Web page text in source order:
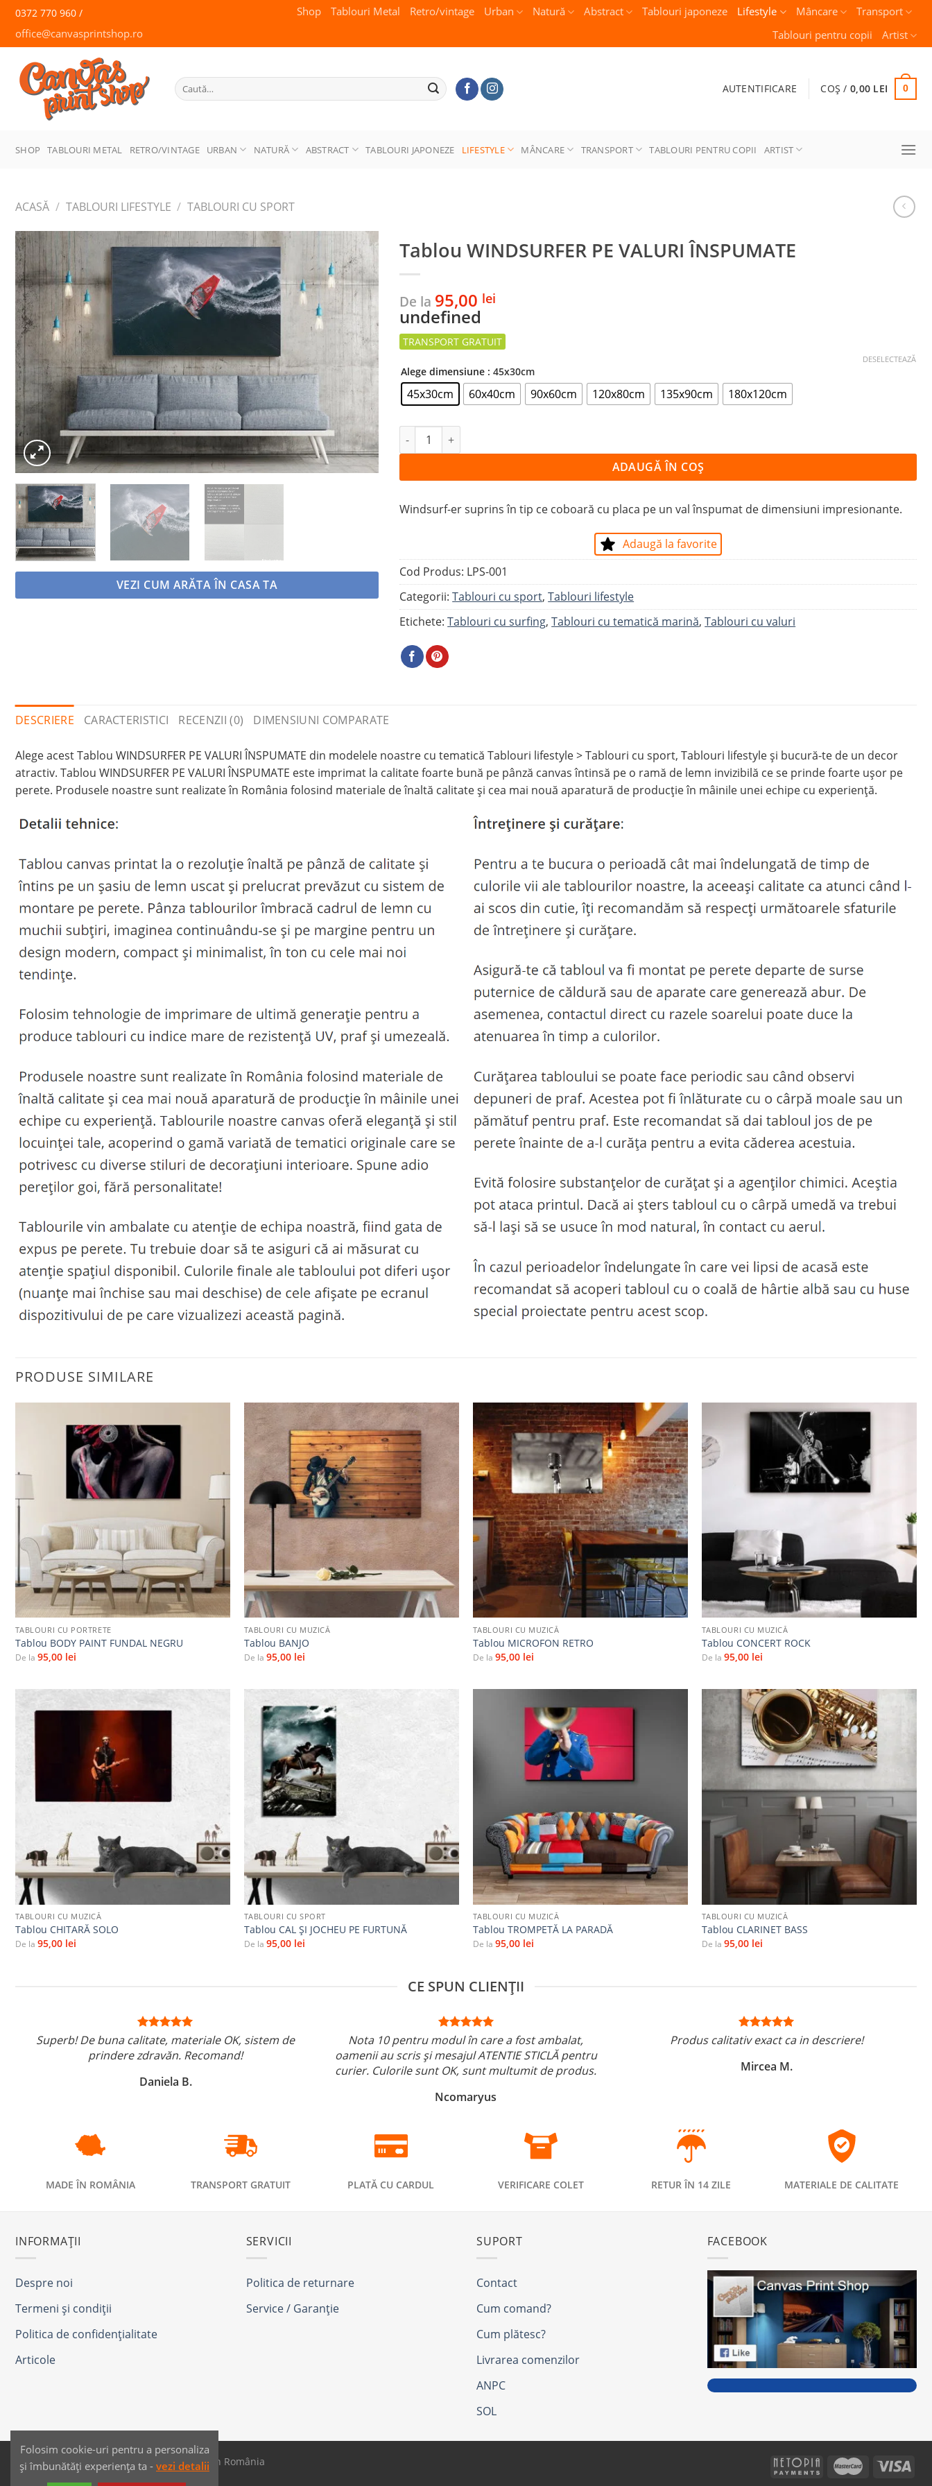
Skip
content
0372 770 960 /
office@canvasprintshop.ro
Shop Tablouri Metal Retro/vintage Urban Natură Abstract Tablouri japoneze Lifestyle Mâncare
Transport
Tablouri pentru copii
Artist
CANVAS
PRINT SHOP
Caută
după:
AUTENTIFICARE COȘ / 0,00 LEI 0
SHOP TABLOURI METAL RETRO/VINTAGE URBAN NATURĂ ABSTRACT TABLOURI JAPONEZE LIFESTYLE MÂNCARE TRANSPORT TABLOURI PENTRU COPII ARTIST
ACASĂ / TABLOURI LIFESTYLE / TABLOURI CU SPORT
Adaugă
la
favorite
VEZI CUM ARĂTA ÎN CASA TA
Tablou WINDSURFER PE VALURI ÎNSPUMATE
De la 95,00 lei
undefined
Alege dimensiune : 45x30cm
45x30cm 60x40cm 90x60cm 120x80cm 135x90cm 180x120cm
DESELECTEAZĂ
Cantitate Tablou WINDSURFER PE VALURI ÎNSPUMATE
ADAUGĂ ÎN COȘ
Windsurf-er suprins în tip ce coboară cu placa pe un val înspumat de dimensiuni impresionante.
Adaugă la favorite
Cod Produs: LPS-001
Categorii:Tablouri cu sport,Tablouri lifestyle
Etichete:Tablouri cu surfing,Tablouri cu tematică marină,Tablouri cu valuri
DESCRIERE CARACTERISTICI RECENZII (0) DIMENSIUNI COMPARATE
Alege acest Tablou WINDSURFER PE VALURI ÎNSPUMATE din modelele noastre cu tematică Tablouri lifestyle > Tablouri cu sport, Tablouri lifestyle și bucură-te de un decor
atractiv. Tablou WINDSURFER PE VALURI ÎNSPUMATE este imprimat la calitate foarte bună pe pânză canvas întinsă pe o ramă de lemn invizibilă ce se prinde foarte ușor pe
perete. Produsele noastre sunt realizate în România folosind materiale de înaltă calitate și cea mai nouă aparatură de producție în mâinile unei echipe cu experiență.
PRODUSE SIMILARE
TABLOURI CU PORTRETE
Tablou BODY PAINT FUNDAL NEGRU
De la 95,00 lei
Adaugă
favorite
+
TABLOURI CU MUZICĂ
Tablou BANJO
De la 95,00 lei
Adaugă
la
favorite
TABLOURI CU MUZICĂ
Tablou MICROFON RETRO
De la 95,00 lei
+
TABLOURI CU MUZICĂ
Tablou CONCERT ROCK
De la 95,00 lei
+
TABLOURI CU MUZICĂ
Tablou CHITARĂ SOLO
De la 95,00 lei
+
TABLOURI CU SPORT
Tablou CAL ȘI JOCHEU PE FURTUNĂ
De la 95,00 lei
+
TABLOURI CU MUZICĂ
Tablou TROMPETĂ LA PARADĂ
De la 95,00 lei
Adaugă
TABLOURI CU MUZICĂ
Tablou CLARINET BASS
De la 95,00 lei
CE SPUN CLIENȚII
Superb! De buna calitate, materiale OK, sistem de
prindere zdravăn. Recomand!
Daniela B.
Nota 10 pentru modul în care a fost ambalat,
oamenii au scris și mesajul ATENTIE STICLĂ pentru
curier. Culorile sunt OK, sunt multumit de produs.
Ncomaryus
Produs calitativ exact ca in descriere!
Mircea M.
MADE ÎN ROMÂNIA TRANSPORT GRATUIT PLATĂ CU CARDUL VERIFICARE COLET RETUR ÎN 14 ZILE MATERIALE DE CALITATE
INFORMAȚII
Despre noi
Termeni și condiții
Politica de confidențialitate
Articole
SERVICII
Politica de returnare
Service / Garanție
SUPORT
Contact
Cum comand?
Cum plătesc?
Livrarea comenzilor
ANPC
SOL
FACEBOOK
SAIKO MEDIA & SIGNS - Produse fabricate în România
Dezvoltat de JPG MEDIA
Folosim cookie-uri pentru a personaliza
și îmbunătăți experiența ta - vezi detalii